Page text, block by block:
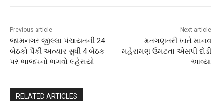
Previous article
જામનગર જીલ્લા પંચાયતની 24
બેઠકો પૈકી અત્યાર સુધી 4 બેઠક
પર ભાજપનો ભગવો લહેરાયો
Next article
મતગણતરી ખાતે માનવ
મહેરામણ ઉમટતા એસપી દોડી
આવ્યા
RELATED ARTICLES